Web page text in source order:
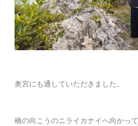
奥宮にも通していただきました。
橋の向こうのニライカナイへ向かって